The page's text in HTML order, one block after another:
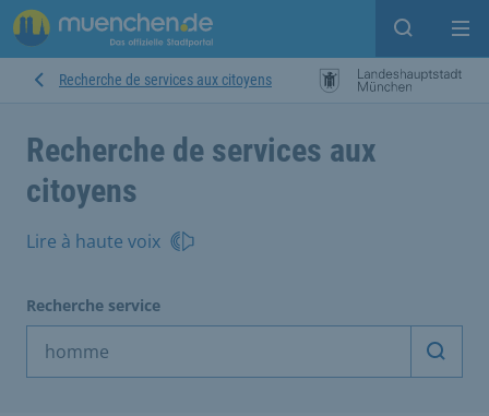
Open
Recherche de services aux citoyens
Recherche de services aux
citoyens
Lire à haute voix
Recherche service